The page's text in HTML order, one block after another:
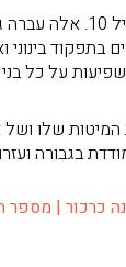
אלה היא אם
בתפקוד
על כל
שלו ושל
בגבורה
| מספר תיק: